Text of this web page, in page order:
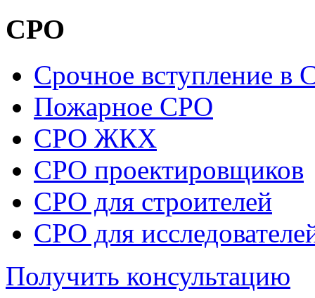
СРО
Cрочное вступление в
Пожарное СРО
СРО ЖКХ
СРО проектировщиков
СРО для строителей
СРО для
Получить консультацию